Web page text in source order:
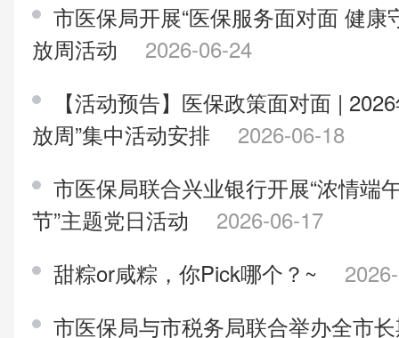
市医保局开展“医保服务面对面 健康
放周活动
2026-06-24
【活动预告】医保政策面对面 |
放周”集中活动安排
2026-06-18
市医保局联合兴业银行开展“浓情端
节”主题党日活动
2026-06-17
甜粽or咸粽，你Pick哪个？~
市医保局与市税务局联合举办全市